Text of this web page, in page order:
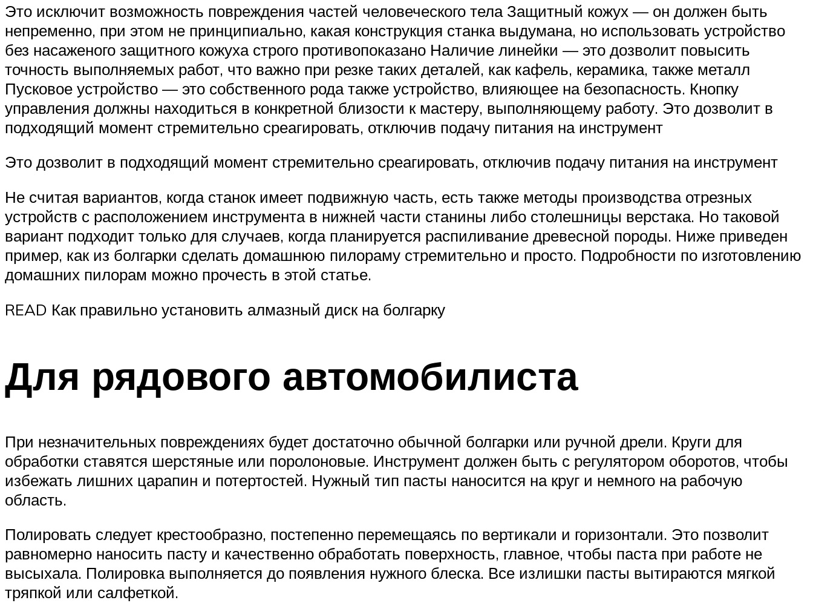
Это исключит возможность повреждения частей человеческого тела Защитный кожух — он должен быть
непременно, при этом не принципиально, какая конструкция станка выдумана, но использовать устройство
без насаженого защитного кожуха строго противопоказано Наличие линейки — это дозволит повысить
точность выполняемых работ, что важно при резке таких деталей, как кафель, керамика, также металл
Пусковое устройство — это собственного рода также устройство, влияющее на безопасность. Кнопку
управления должны находиться в конкретной близости к мастеру, выполняющему работу. Это дозволит в
подходящий момент стремительно среагировать, отключив подачу питания на инструмент
Это дозволит в подходящий момент стремительно среагировать, отключив подачу питания на инструмент
Не считая вариантов, когда станок имеет подвижную часть, есть также методы производства отрезных
устройств с расположением инструмента в нижней части станины либо столешницы верстака. Но таковой
вариант подходит только для случаев, когда планируется распиливание древесной породы. Ниже приведен
пример, как из болгарки сделать домашнюю пилораму стремительно и просто. Подробности по изготовлению
домашних пилорам можно прочесть в этой статье.
READ Как правильно установить алмазный диск на болгарку
Для рядового автомобилиста
При незначительных повреждениях будет достаточно обычной болгарки или ручной дрели. Круги для
обработки ставятся шерстяные или поролоновые. Инструмент должен быть с регулятором оборотов, чтобы
избежать лишних царапин и потертостей. Нужный тип пасты наносится на круг и немного на рабочую
область.
Полировать следует крестообразно, постепенно перемещаясь по вертикали и горизонтали. Это позволит
равномерно наносить пасту и качественно обработать поверхность, главное, чтобы паста при работе не
высыхала. Полировка выполняется до появления нужного блеска. Все излишки пасты вытираются мягкой
тряпкой или салфеткой.